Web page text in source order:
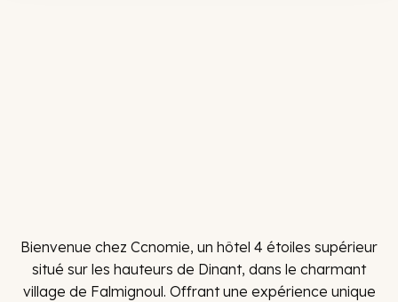
Bienvenue chez Ccnomie, un hôtel 4 étoiles supérieur
situé sur les hauteurs de Dinant, dans le charmant
village de Falmignoul. Offrant une expérience unique